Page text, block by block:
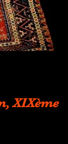
XIXème